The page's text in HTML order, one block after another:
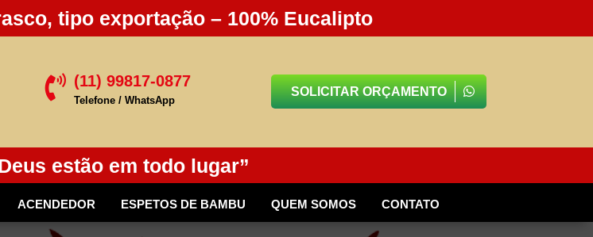
tipo exportação – 100% Eucalipto
 (11) 99817-0877
Telefone / WhatsApp
SOLICITAR ORÇAMENTO
estão em todo lugar”
ACENDEDOR ESPETOS DE BAMBU QUEM SOMOS CONTATO